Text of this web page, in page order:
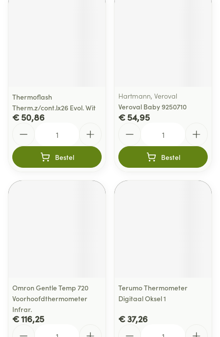
Thermoflash
Therm.z/cont.lx26 Evol. Wit
€ 50,86
Bestel
Hartmann, Veroval
Veroval Baby 9250710
€ 54,95
Bestel
Omron Gentle Temp 720
Voorhoofdthermometer
Infrar.
€ 116,25
Terumo Thermometer
Digitaal Oksel 1
€ 37,26